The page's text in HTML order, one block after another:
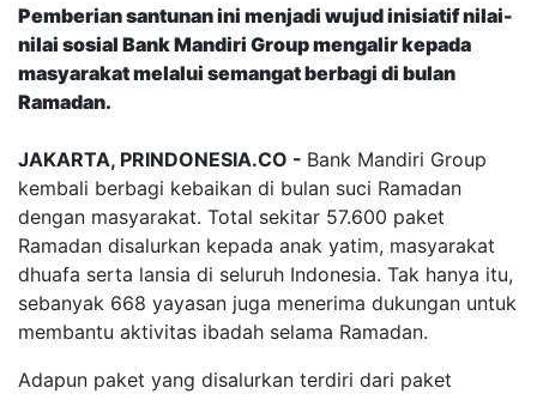
Pemberian santunan ini menjadi wujud inisiatif nilai-
nilai sosial Bank Mandiri Group mengalir kepada
masyarakat melalui semangat berbagi di bulan
Ramadan.
JAKARTA, PRINDONESIA.CO - Bank Mandiri Group
kembali berbagi kebaikan di bulan suci Ramadan
dengan masyarakat. Total sekitar 57.600 paket
Ramadan disalurkan kepada anak yatim, masyarakat
dhuafa serta lansia di seluruh Indonesia. Tak hanya itu,
sebanyak 668 yayasan juga menerima dukungan untuk
membantu aktivitas ibadah selama Ramadan.
Adapun paket yang disalurkan terdiri dari paket